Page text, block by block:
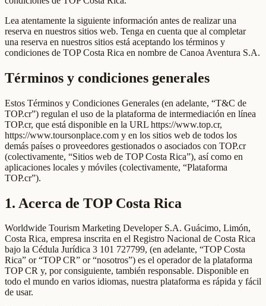
Lea atentamente la siguiente información antes de realizar una
reserva en nuestros sitios web. Tenga en cuenta que al completar
una reserva en nuestros sitios está aceptando los términos y
condiciones de TOP Costa Rica en nombre de Canoa Aventura S.A.
Términos y condiciones generales
Estos Términos y Condiciones Generales (en adelante, “T&C de
TOP.cr”) regulan el uso de la plataforma de intermediación en línea
TOP.cr, que está disponible en la URL https://www.top.cr,
https://www.toursonplace.com y en los sitios web de todos los
demás países o proveedores gestionados o asociados con TOP.cr
(colectivamente, “Sitios web de TOP Costa Rica”), así como en
aplicaciones locales y móviles (colectivamente, “Plataforma
TOP.cr”).
1. Acerca de TOP Costa Rica
Worldwide Tourism Marketing Developer S.A. Guácimo, Limón,
Costa Rica, empresa inscrita en el Registro Nacional de Costa Rica
bajo la Cédula Jurídica 3 101 727799, (en adelante, “TOP Costa
Rica” or “TOP CR” or “nosotros”) es el operador de la plataforma
TOP CR y, por consiguiente, también responsable. Disponible en
todo el mundo en varios idiomas, nuestra plataforma es rápida y fácil
de usar.